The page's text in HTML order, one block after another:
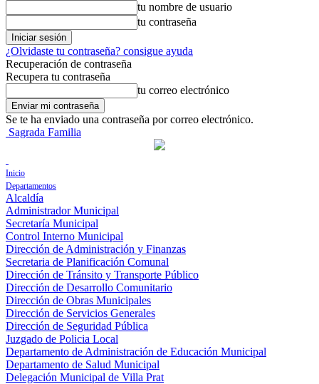
tu nombre de usuario
tu contraseña
¿Olvidaste tu contraseña? consigue ayuda
Recuperación de contraseña
Recupera tu contraseña
tu correo electrónico
Se te ha enviado una contraseña por correo electrónico.
Sagrada Familia
Inicio
Departamentos
Alcaldía
Administrador Municipal
Secretaría Municipal
Control Interno Municipal
Dirección de Administración y Finanzas
Secretaria de Planificación Comunal
Dirección de Tránsito y Transporte Público
Dirección de Desarrollo Comunitario
Dirección de Obras Municipales
Dirección de Servicios Generales
Dirección de Seguridad Pública
Juzgado de Policia Local
Departamento de Administración de Educación Municipal
Departamento de Salud Municipal
Delegación Municipal de Villa Prat